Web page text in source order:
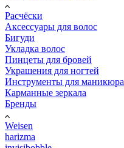
Расчёски
Аксессуары для волос
Бигуди
Укладка волос
Пинцеты для бровей
Украшения для ногтей
Инструменты для маникюра
Карманные зеркала
Бренды
Weisen
harizma